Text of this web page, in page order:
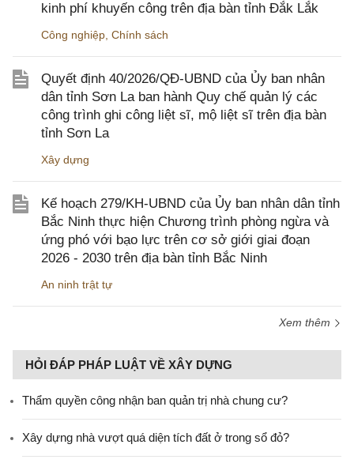
kinh phí khuyến công trên địa bàn tỉnh Đắk Lắk
Công nghiệp Chính sách
Quyết định 40/2026/QĐ-UBND của Ủy ban nhân
dân tỉnh Sơn La ban hành Quy chế quản lý các
công trình ghi công liệt sĩ, mộ liệt sĩ trên địa bàn
tỉnh Sơn La
Xây dựng
Kế hoạch 279/KH-UBND của Ủy ban nhân dân tỉnh
Bắc Ninh thực hiện Chương trình phòng ngừa và
ứng phó với bạo lực trên cơ sở giới giai đoạn
2026 - 2030 trên địa bàn tỉnh Bắc Ninh
An ninh trật tự
Xem thêm
HỎI ĐÁP PHÁP LUẬT VỀ XÂY DỰNG
Thẩm quyền công nhận ban quản trị nhà chung cư?
Xây dựng nhà vượt quá diện tích đất ở trong sổ đỏ?